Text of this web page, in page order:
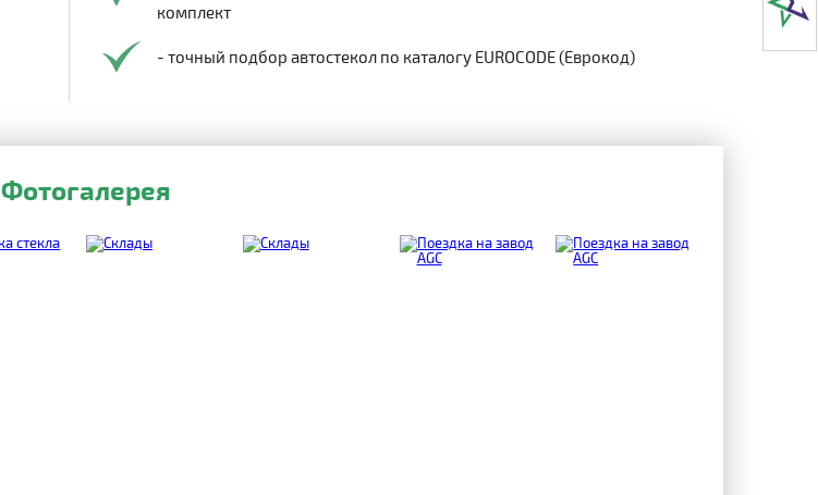
комплект
- точный подбор автостекол по каталогу EUROCODE (Еврокод)
Фотогалерея